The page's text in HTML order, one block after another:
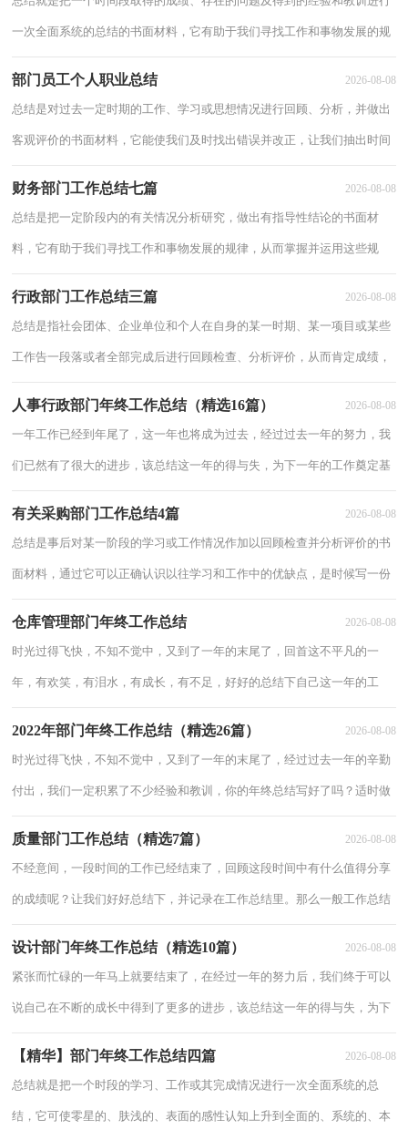
一次全面系统的总结的书面材料，它有助于我们寻找工作和事物发展的规
部门员工个人职业总结 2026-08-08
总结是对过去一定时期的工作、学习或思想情况进行回顾、分析，并做出
客观评价的书面材料，它能使我们及时找出错误并改正，让我们抽出时间
财务部门工作总结七篇 2026-08-08
总结是把一定阶段内的有关情况分析研究，做出有指导性结论的书面材
料，它有助于我们寻找工作和事物发展的规律，从而掌握并运用这些规
行政部门工作总结三篇 2026-08-08
总结是指社会团体、企业单位和个人在自身的某一时期、某一项目或某些
工作告一段落或者全部完成后进行回顾检查、分析评价，从而肯定成绩，
人事行政部门年终工作总结（精选16篇） 2026-08-08
一年工作已经到年尾了，这一年也将成为过去，经过过去一年的努力，我
们已然有了很大的进步，该总结这一年的得与失，为下一年的工作奠定基
有关采购部门工作总结4篇 2026-08-08
总结是事后对某一阶段的学习或工作情况作加以回顾检查并分析评价的书
面材料，通过它可以正确认识以往学习和工作中的优缺点，是时候写一份
仓库管理部门年终工作总结 2026-08-08
时光过得飞快，不知不觉中，又到了一年的末尾了，回首这不平凡的一
年，有欢笑，有泪水，有成长，有不足，好好的总结下自己这一年的工
2022年部门年终工作总结（精选26篇） 2026-08-08
时光过得飞快，不知不觉中，又到了一年的末尾了，经过过去一年的辛勤
付出，我们一定积累了不少经验和教训，你的年终总结写好了吗？适时做
质量部门工作总结（精选7篇） 2026-08-08
不经意间，一段时间的工作已经结束了，回顾这段时间中有什么值得分享
的成绩呢？让我们好好总结下，并记录在工作总结里。那么一般工作总结
设计部门年终工作总结（精选10篇） 2026-08-08
紧张而忙碌的一年马上就要结束了，在经过一年的努力后，我们终于可以
说自己在不断的成长中得到了更多的进步，该总结这一年的得与失，为下
【精华】部门年终工作总结四篇 2026-08-08
总结就是把一个时段的学习、工作或其完成情况进行一次全面系统的总
结，它可使零星的、肤浅的、表面的感性认知上升到全面的、系统的、本